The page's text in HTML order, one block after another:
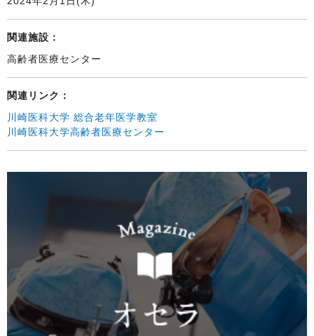
関連施設：
高齢者医療センター
関連リンク：
川崎医科大学 総合老年医学教室
川崎医科大学高齢者医療センター